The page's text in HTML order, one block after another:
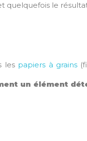
quelquefois le
les papiers à grains
un élément